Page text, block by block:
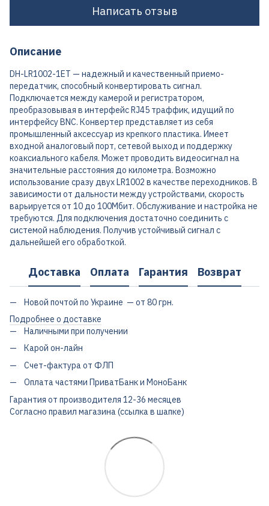
Написать отзыв
Описание
DH-LR1002-1ET — надежный и качественный приемо-
передатчик, способный конвертировать сигнал.
Подключается между камерой и регистратором,
преобразовывая в интерфейс RJ45 траффик, идущий по
интерфейсу BNC. Конвертер представляет из себя
промышленный аксессуар из крепкого пластика. Имеет
входной аналоговый порт, сетевой выход и поддержку
коаксиального кабеля. Может проводить видеосигнал на
значительные расстояния до километра. Возможно
использование сразу двух LR1002 в качестве переходников. В
зависимости от дальности между устройствами, скорость
варьируется от 10 до 100Мбит. Обслуживание и настройка не
требуются. Для подключения достаточно соединить с
системой наблюдения. Получив устойчивый сигнал с
дальнейшей его обработкой.
Доставка Оплата Гарантия Возврат
Новой почтой по Украине — от 80 грн.
Подробнее о доставке
Наличными при получении
Карой он-лайн
Счет-фактура от ФЛП
Оплата частями ПриватБанк и МоноБанк
Гарантия от производителя 12-36 месяцев
Согласно правил магазина (ссылка в шапке)